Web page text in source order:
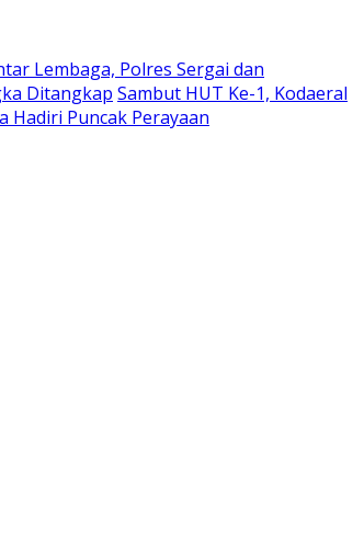
Lembaga, Polres Sergai dan
Ditangkap Sambut HUT Ke-1, Kodaeral
Hadiri Puncak Perayaan